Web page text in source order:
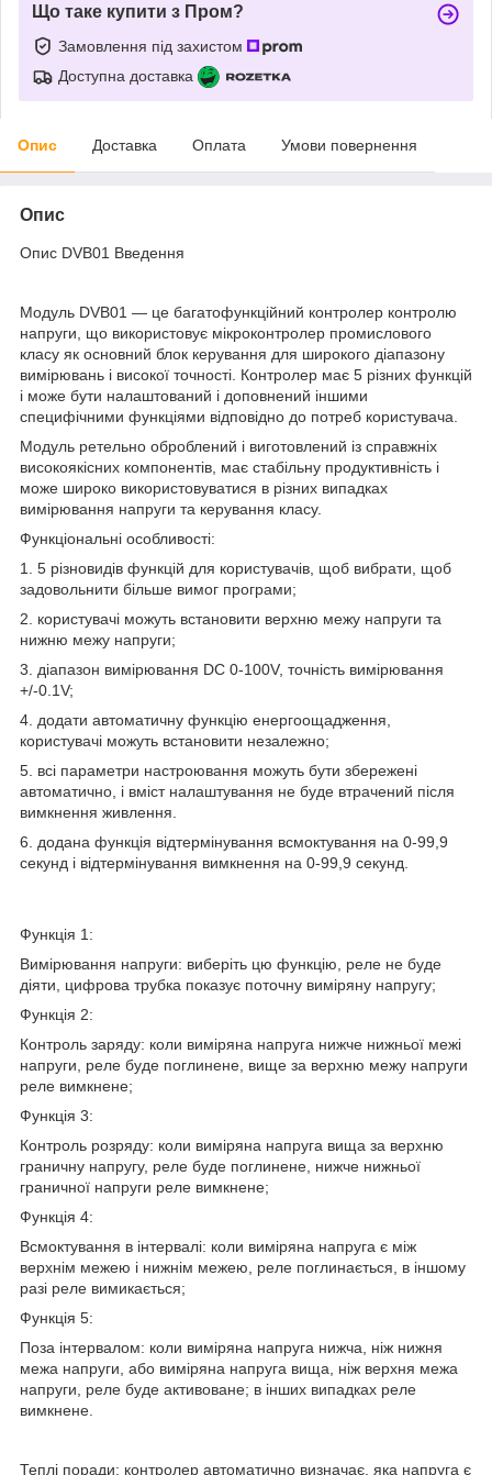
Що таке купити з Пром?
Замовлення під захистом
Доступна доставка
Опис Доставка Оплата Умови повернення
Опис
Опис DVB01 Введення
Модуль DVB01 — це багатофункційний контролер контролю
напруги, що використовує мікроконтролер промислового
класу як основний блок керування для широкого діапазону
вимірювань і високої точності. Контролер має 5 різних функцій
і може бути налаштований і доповнений іншими
специфічними функціями відповідно до потреб користувача.
Модуль ретельно оброблений і виготовлений із справжніх
високоякісних компонентів, має стабільну продуктивність і
може широко використовуватися в різних випадках
вимірювання напруги та керування класу.
Функціональні особливості:
1. 5 різновидів функцій для користувачів, щоб вибрати, щоб
задовольнити більше вимог програми;
2. користувачі можуть встановити верхню межу напруги та
нижню межу напруги;
3. діапазон вимірювання DC 0-100V, точність вимірювання
+/-0.1V;
4. додати автоматичну функцію енергоощадження,
користувачі можуть встановити незалежно;
5. всі параметри настроювання можуть бути збережені
автоматично, і вміст налаштування не буде втрачений після
вимкнення живлення.
6. додана функція відтермінування всмоктування на 0-99,9
секунд і відтермінування вимкнення на 0-99,9 секунд.
Функція 1:
Вимірювання напруги: виберіть цю функцію, реле не буде
діяти, цифрова трубка показує поточну виміряну напругу;
Функція 2:
Контроль заряду: коли виміряна напруга нижче нижньої межі
напруги, реле буде поглинене, вище за верхню межу напруги
реле вимкнене;
Функція 3:
Контроль розряду: коли виміряна напруга вища за верхню
граничну напругу, реле буде поглинене, нижче нижньої
граничної напруги реле вимкнене;
Функція 4:
Всмоктування в інтервалі: коли виміряна напруга є між
верхнім межею і нижнім межею, реле поглинається, в іншому
разі реле вимикається;
Функція 5:
Поза інтервалом: коли виміряна напруга нижча, ніж нижня
межа напруги, або виміряна напруга вища, ніж верхня межа
напруги, реле буде активоване; в інших випадках реле
вимкнене.
Теплі поради: контролер автоматично визначає, яка напруга є